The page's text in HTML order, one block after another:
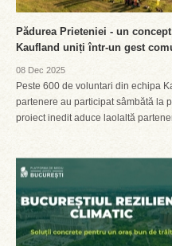
Pădurea Prieteniei - un
Kaufland uniți într-un gest
08 Dec 2025
Peste 600 de voluntari din echipa
partenere au participat sâmbătă la
proiect inedit aduce laolaltă